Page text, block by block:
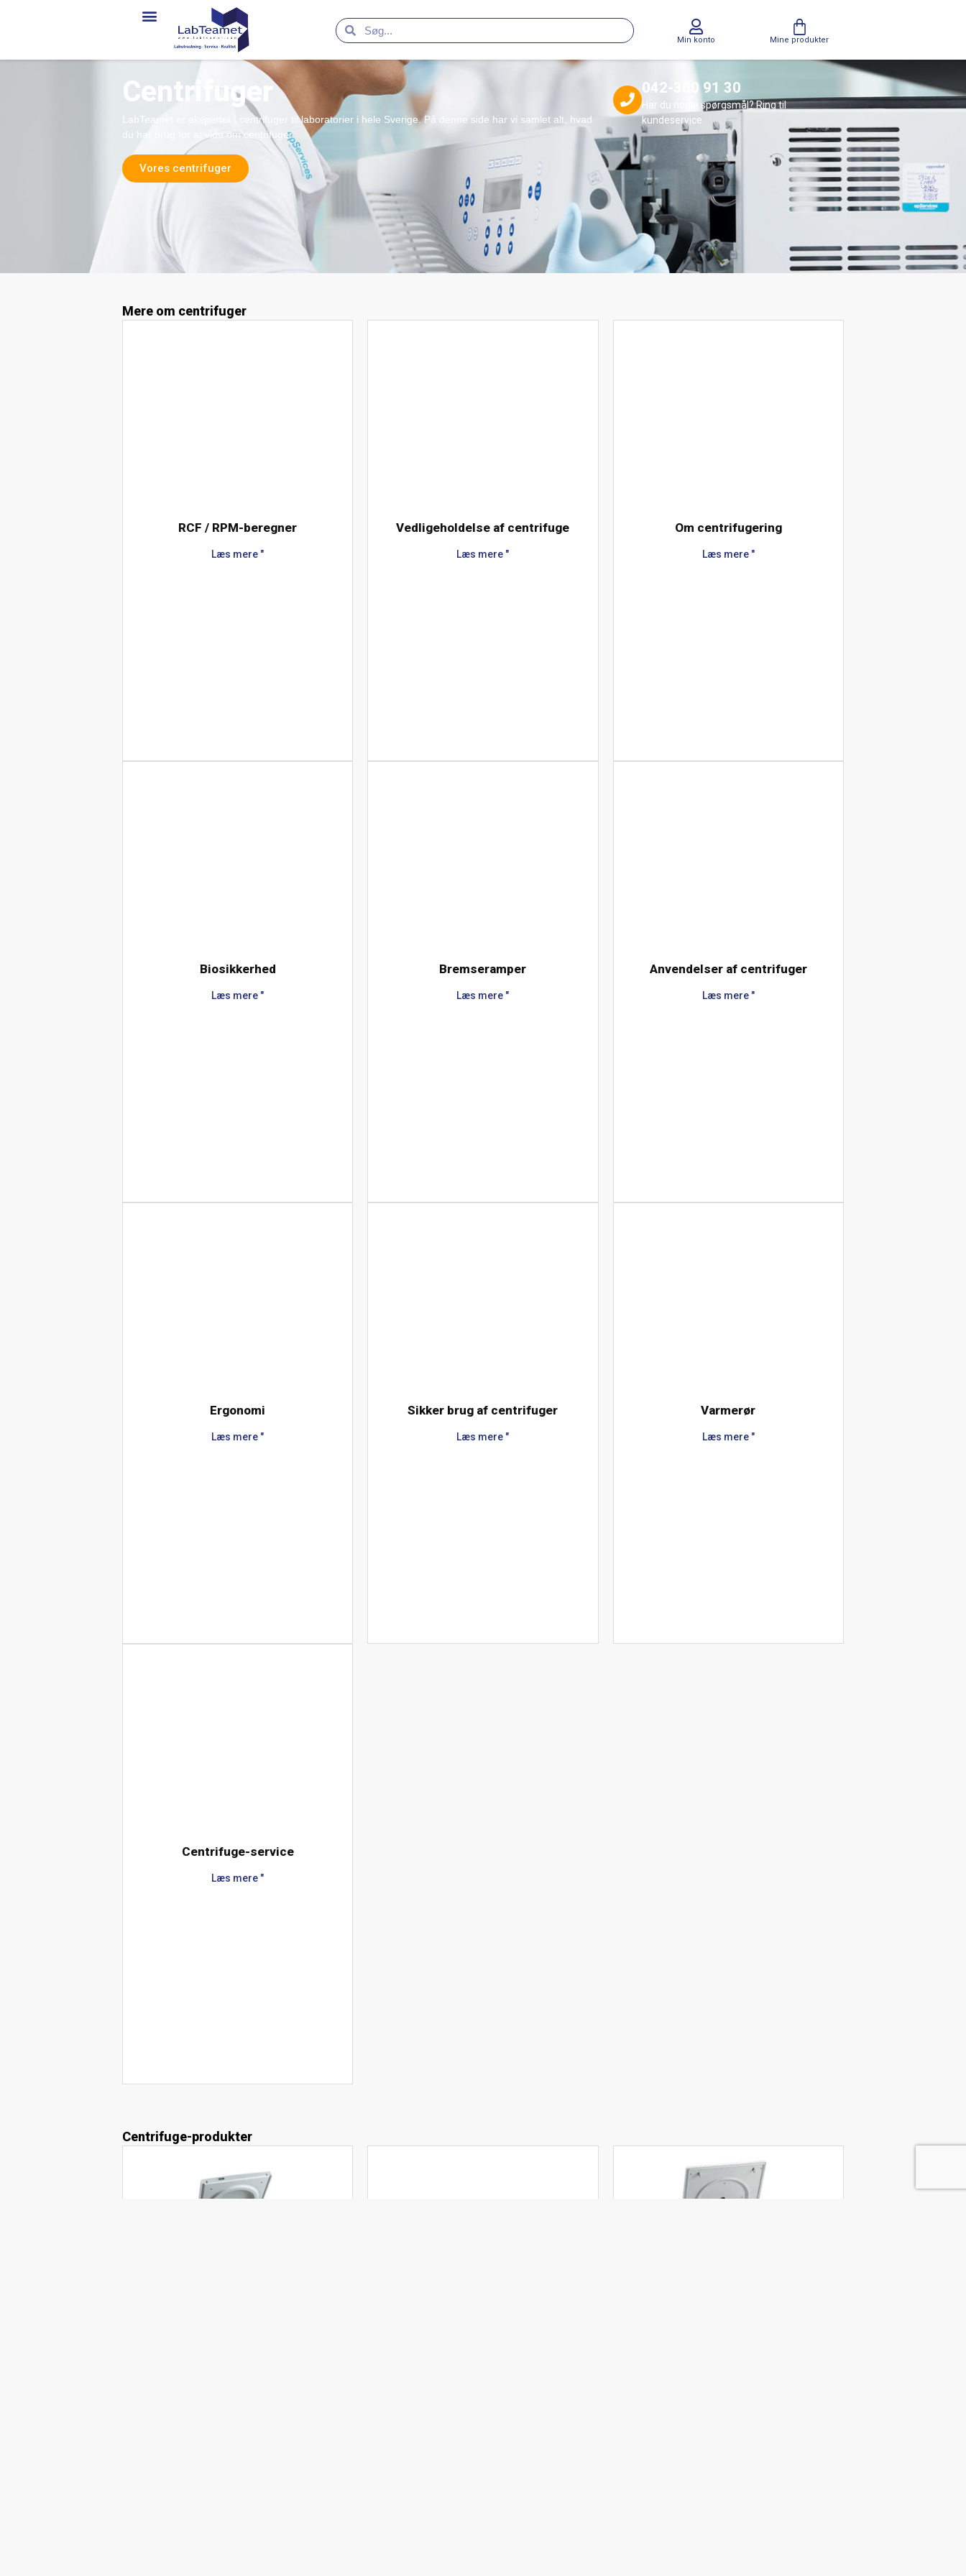
Min konto Mine produkter
Centrifuger
LabTeamet er eksperter i centrifuger til laboratorier i hele Sverige. På denne side har vi samlet alt, hvad
du har brug for at vide om centrifuger.
Vores centrifuger
042-300 91 30
Har du nogle spørgsmål? Ring til
kundeservice
Mere om centrifuger
RCF / RPM-beregner
Læs mere "
Vedligeholdelse af centrifuge
Læs mere "
Om centrifugering
Læs mere "
Biosikkerhed
Læs mere "
Bremseramper
Læs mere "
Anvendelser af centrifuger
Læs mere "
Ergonomi
Læs mere "
Sikker brug af centrifuger
Læs mere "
Varmerør
Læs mere "
Centrifuge-service
Læs mere "
Centrifuge-produkter